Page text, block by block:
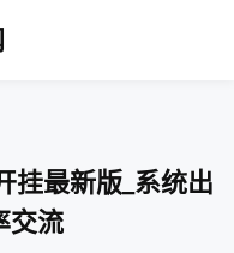
挂最新版_系统出
交流